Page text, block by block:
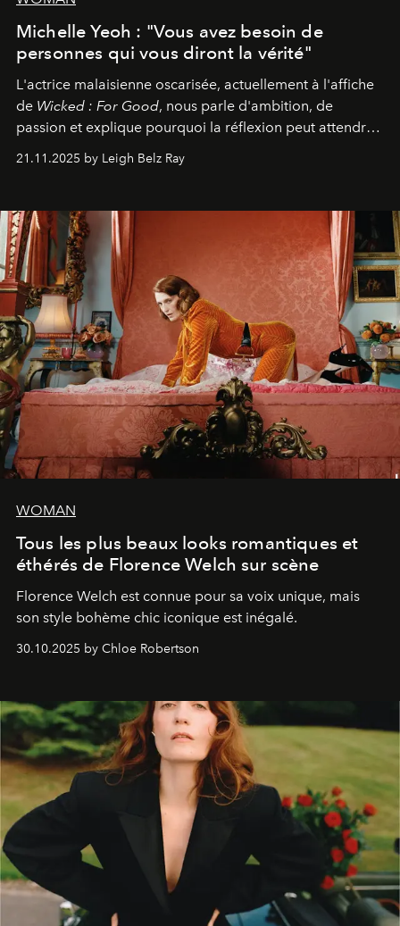
Michelle Yeoh : "Vous avez besoin de
personnes qui vous diront la vérité"
L'actrice malaisienne oscarisée, actuellement à l'affiche
de Wicked : For Good, nous parle d'ambition, de
passion et explique pourquoi la réflexion peut attendre.
Elle avoue :
"C'est libérateur d'interpréter un
personnage qui dit : 'C'est mon désir, mon ambition, ma
21.11.2025 by Leigh Belz Ray
WOMAN
Tous les plus beaux looks romantiques et
éthérés de Florence Welch sur scène
Florence Welch est connue pour sa voix unique, mais
son style bohème chic iconique est inégalé.
30.10.2025 by Chloe Robertson